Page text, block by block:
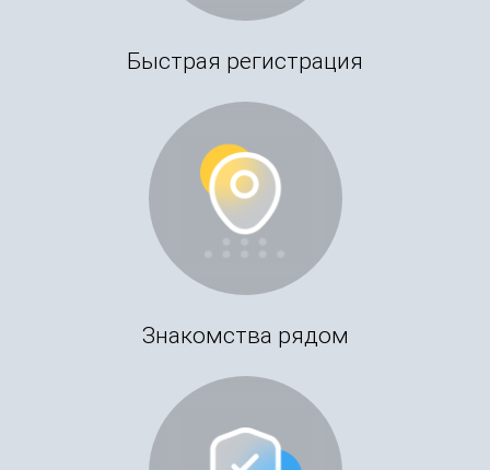
Быстрая регистрация
Знакомства рядом